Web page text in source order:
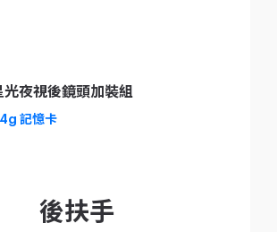
光夜視後鏡頭加裝組
記憶卡
後扶手